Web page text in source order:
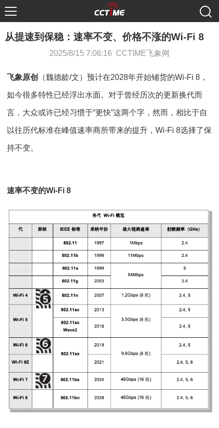
从提速到保稳：速率不变、价格不涨的Wi-Fi 8
2025/8/15 7:06:16 CCTIME飞象网
飞象原创 （魏德龄/文）预计在2028年开始铺货的Wi-Fi 8，
如今很多特性已经浮出水面。对于曾经历次的更新换代而
言，大众或许已经习惯于“更快”这两个字，然而，相比于自
以往历代标准在峰值速率商所带来的提升，Wi-Fi 8选择了保
持不变。
速率不变的Wi-Fi 8